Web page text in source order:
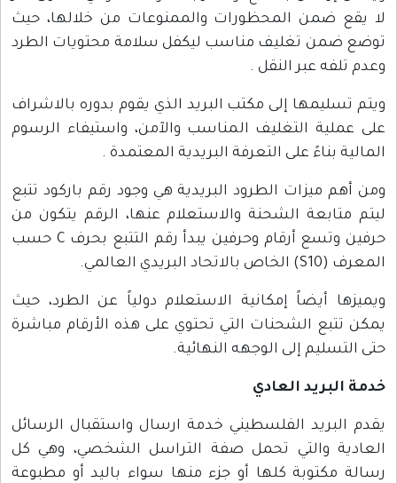
لا يقع ضمن المحظورات والممنوعات من خلالها، حيث
توضع ضمن تغليف مناسب ليكفل سلامة محتويات الطرد
وعدم تلفه عبر النقل .
ويتم تسليمها إلى مكتب البريد الذي يقوم بدوره بالاشراف
على عملية التغليف المناسب والآمن، واستيفاء الرسوم
المالية بناءً على التعرفة البريدية المعتمدة .
ومن أهم ميزات الطرود البريدية هي وجود رقم باركود تتبع
ليتم متابعة الشحنة والاستعلام عنها، الرقم يتكون من
حرفين وتسع أرقام وحرفين يبدأ رقم التتبع بحرف C حسب
المعرف (S10) الخاص بالاتحاد البريدي العالمي.
ويميزها أيضاً إمكانية الاستعلام دولياً عن الطرد، حيث
يمكن تتبع الشحنات التي تحتوي على هذه الأرقام مباشرة
حتى التسليم إلى الوجهه النهائية.
خدمة البريد العادي
يقدم البريد الفلسطيني خدمة ارسال واستقبال الرسائل
العادية والتي تحمل صفة التراسل الشخصي، وهي كل
رسالة مكتوبة كلها أو جزء منها سواء باليد أو مطبوعة